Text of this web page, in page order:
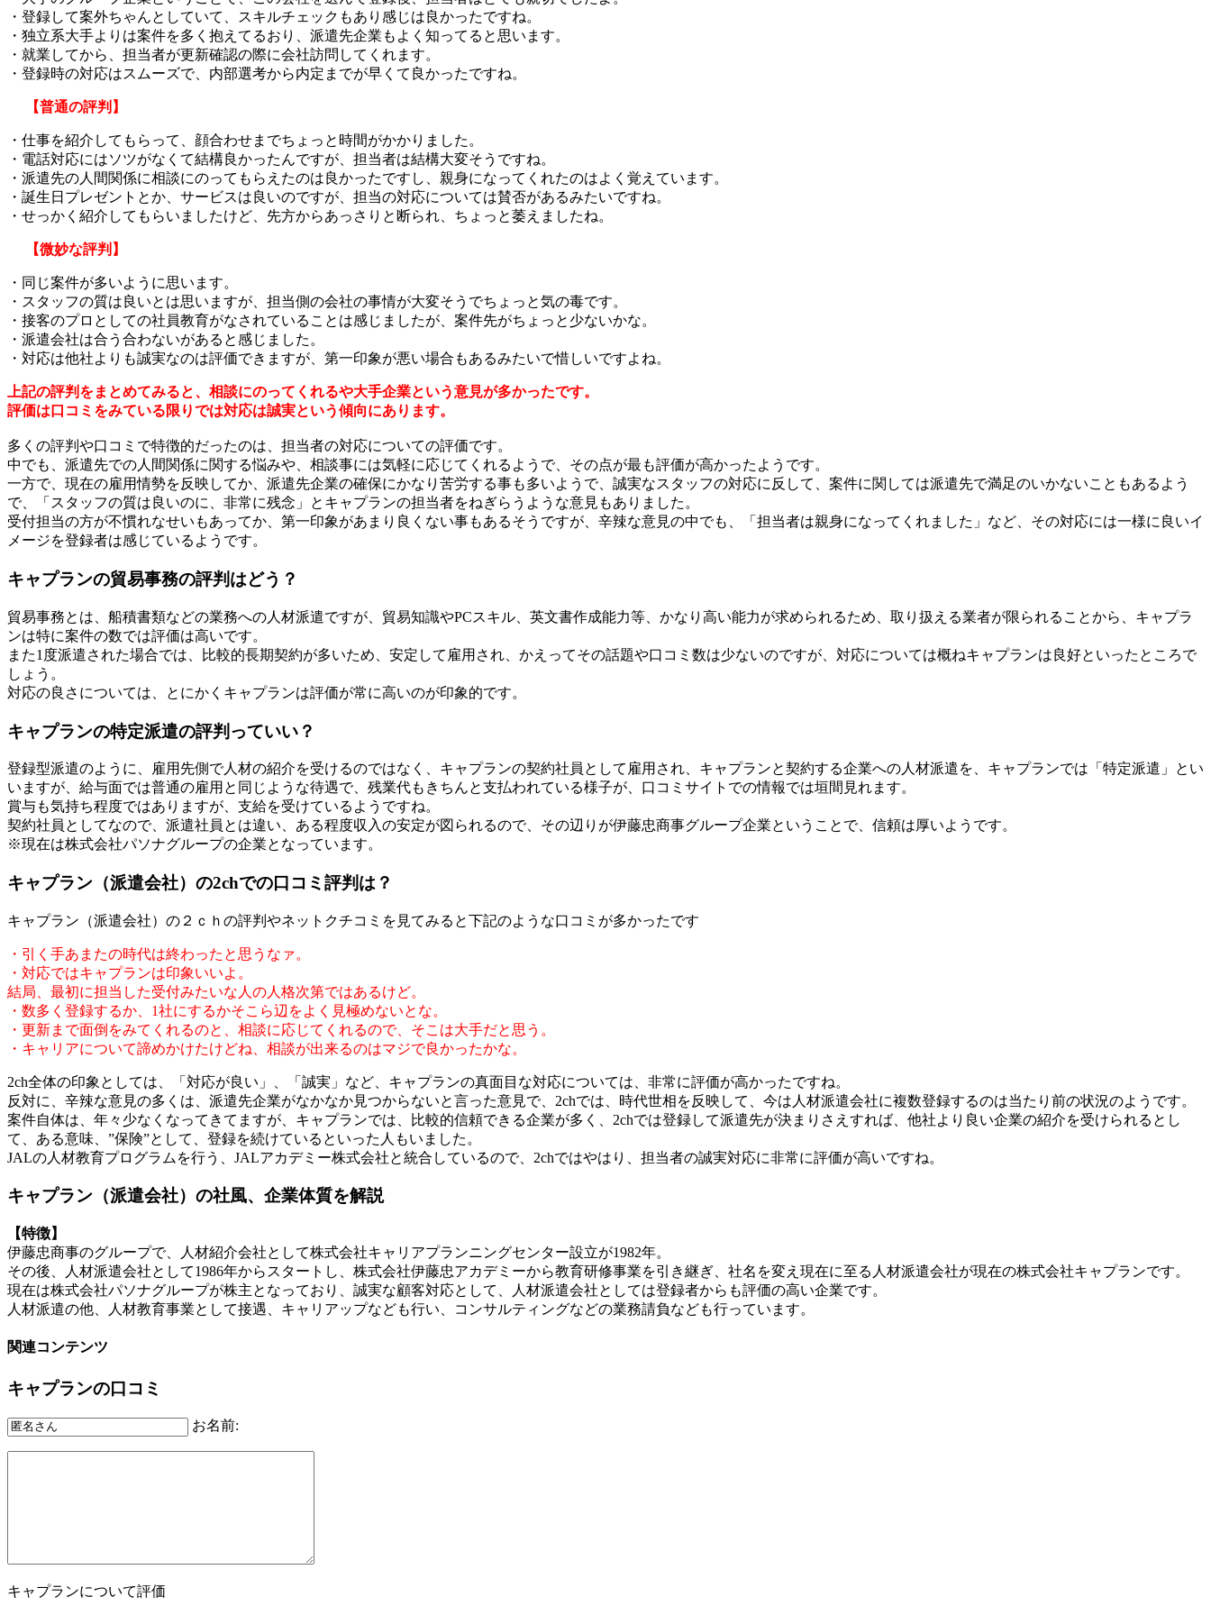
・登録して案外ちゃんとしていて、スキルチェックもあり感じは良かったですね。
・独立系大手よりは案件を多く抱えてるおり、派遣先企業もよく知ってると思います。
・就業してから、担当者が更新確認の際に会社訪問してくれます。
・登録時の対応はスムーズで、内部選考から内定までが早くて良かったですね。
【普通の評判】
・仕事を紹介してもらって、顔合わせまでちょっと時間がかかりました。
・電話対応にはソツがなくて結構良かったんですが、担当者は結構大変そうですね。
・派遣先の人間関係に相談にのってもらえたのは良かったですし、親身になってくれたのはよく覚えています。
・誕生日プレゼントとか、サービスは良いのですが、担当の対応については賛否があるみたいですね。
・せっかく紹介してもらいましたけど、先方からあっさりと断られ、ちょっと萎えましたね。
【微妙な評判】
・同じ案件が多いように思います。
・スタッフの質は良いとは思いますが、担当側の会社の事情が大変そうでちょっと気の毒です。
・接客のプロとしての社員教育がなされていることは感じましたが、案件先がちょっと少ないかな。
・派遣会社は合う合わないがあると感じました。
・対応は他社よりも誠実なのは評価できますが、第一印象が悪い場合もあるみたいで惜しいですよね。
上記の評判をまとめてみると、相談にのってくれるや大手企業という意見が多かったです。
評価は口コミをみている限りでは対応は誠実という傾向にあります。
多くの評判や口コミで特徴的だったのは、担当者の対応についての評価です。
中でも、派遣先での人間関係に関する悩みや、相談事には気軽に応じてくれるようで、その点が最も評価が高かったようです。
一方で、現在の雇用情勢を反映してか、派遣先企業の確保にかなり苦労する事も多いようで、誠実なスタッフの対応に反して、案件に関しては派遣先で満足のいかないこともあるよう
で、「スタッフの質は良いのに、非常に残念」とキャプランの担当者をねぎらうような意見もありました。
受付担当の方が不慣れなせいもあってか、第一印象があまり良くない事もあるそうですが、辛辣な意見の中でも、「担当者は親身になってくれました」など、その対応には一様に良いイ
メージを登録者は感じているようです。
キャプランの貿易事務の評判はどう？
貿易事務とは、船積書類などの業務への人材派遣ですが、貿易知識やPCスキル、英文書作成能力等、かなり高い能力が求められるため、取り扱える業者が限られることから、キャプラ
ンは特に案件の数では評価は高いです。
また1度派遣された場合では、比較的長期契約が多いため、安定して雇用され、かえってその話題や口コミ数は少ないのですが、対応については概ねキャプランは良好といったところで
しょう。
対応の良さについては、とにかくキャプランは評価が常に高いのが印象的です。
キャプランの特定派遣の評判っていい？
登録型派遣のように、雇用先側で人材の紹介を受けるのではなく、キャプランの契約社員として雇用され、キャプランと契約する企業への人材派遣を、キャプランでは「特定派遣」とい
いますが、給与面では普通の雇用と同じような待遇で、残業代もきちんと支払われている様子が、口コミサイトでの情報では垣間見れます。
賞与も気持ち程度ではありますが、支給を受けているようですね。
契約社員としてなので、派遣社員とは違い、ある程度収入の安定が図られるので、その辺りが伊藤忠商事グループ企業ということで、信頼は厚いようです。
※現在は株式会社パソナグループの企業となっています。
キャプラン（派遣会社）の2chでの口コミ評判は？
キャプラン（派遣会社）の２ｃｈの評判やネットクチコミを見てみると下記のような口コミが多かったです
・引く手あまたの時代は終わったと思うなァ。
・対応ではキャプランは印象いいよ。
結局、最初に担当した受付みたいな人の人格次第ではあるけど。
・数多く登録するか、1社にするかそこら辺をよく見極めないとな。
・更新まで面倒をみてくれるのと、相談に応じてくれるので、そこは大手だと思う。
・キャリアについて諦めかけたけどね、相談が出来るのはマジで良かったかな。
2ch全体の印象としては、「対応が良い」、「誠実」など、キャプランの真面目な対応については、非常に評価が高かったですね。
反対に、辛辣な意見の多くは、派遣先企業がなかなか見つからないと言った意見で、2chでは、時代世相を反映して、今は人材派遣会社に複数登録するのは当たり前の状況のようです。
案件自体は、年々少なくなってきてますが、キャプランでは、比較的信頼できる企業が多く、2chでは登録して派遣先が決まりさえすれば、他社より良い企業の紹介を受けられるとし
て、ある意味、”保険”として、登録を続けているといった人もいました。
JALの人材教育プログラムを行う、JALアカデミー株式会社と統合しているので、2chではやはり、担当者の誠実対応に非常に評価が高いですね。
キャプラン（派遣会社）の社風、企業体質を解説
【特徴】
伊藤忠商事のグループで、人材紹介会社として株式会社キャリアプランニングセンター設立が1982年。
その後、人材派遣会社として1986年からスタートし、株式会社伊藤忠アカデミーから教育研修事業を引き継ぎ、社名を変え現在に至る人材派遣会社が現在の株式会社キャプランです。
現在は株式会社パソナグループが株主となっており、誠実な顧客対応として、人材派遣会社としては登録者からも評価の高い企業です。
人材派遣の他、人材教育事業として接遇、キャリアップなども行い、コンサルティングなどの業務請負なども行っています。
関連コンテンツ
キャプランの口コミ
お名前:
キャプランについて評価